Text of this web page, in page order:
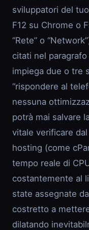
sviluppatori del
F12 su Chrome o
“Rete” o
citati nel
impiega due o tre
“rispondere al
nessuna
potrà mai salvare
vitale verificare
hosting (come
tempo reale di
costantemente al
state assegnate
costretto a
dilatando